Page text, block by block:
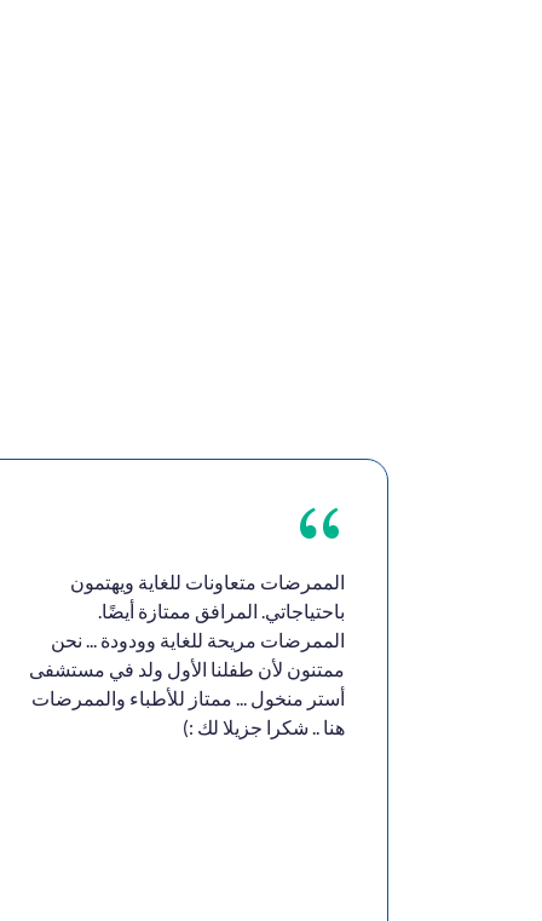
الممرضات متعاونات للغاية ويهتمون
باحتياجاتي. المرافق ممتازة أيضًا.
الممرضات مريحة للغاية وودودة ... نحن
ممتنون لأن طفلنا الأول ولد في مستشفى
أستر منخول ... ممتاز للأطباء والممرضات
هنا .. شكرا جزيلا لك :)